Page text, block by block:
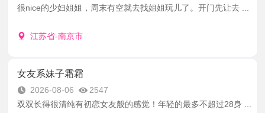
很nice的少妇姐姐，周末有空就去找姐姐玩儿了。开门先让去 ...
江苏省-南京市
女友系妹子霜霜
2026-08-06
2547
双双长得很清纯有初恋女友般的感觉！年轻的最多不超过28身 ...